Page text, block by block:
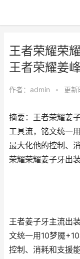
王者荣耀荣
王者荣耀姜峰
作者： admin • 更
摘要：王者荣耀姜
工具流，铭文统一
最大化他的控制、
荣耀荣耀姜子牙出
王者姜子牙主流出
文统一用10梦魇
控制、消耗和支援